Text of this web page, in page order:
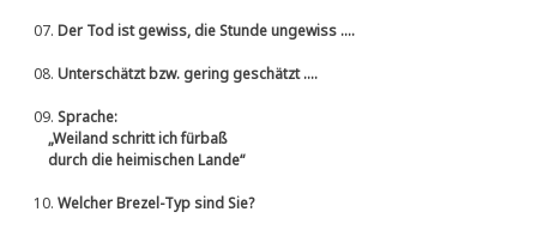
07.Der Tod ist gewiss, die Stunde ungewiss ....
08.Unterschätzt bzw. gering geschätzt ....
09.Sprache:
„Weiland schritt ich fürbaß
durch die heimischen Lande“
10.Welcher Brezel-Typ sind Sie?